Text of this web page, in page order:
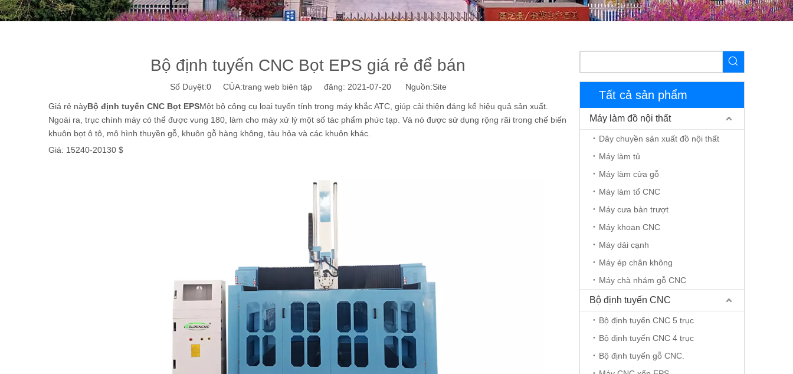
Bộ định tuyến CNC Bọt EPS giá rẻ để bán
Số Duyệt:0CỦA:trang web biên tập đăng: 2021-07-20 Nguồn:Site
Giá rẻ nàyBộ định tuyến CNC Bọt EPSMột bộ công cụ loại tuyến tính trong máy khắc ATC, giúp cải thiện đáng kể hiệu quả sản xuất.
Ngoài ra, trục chính máy có thể được vung 180, làm cho máy xử lý một số tác phẩm phức tạp. Và nó được sử dụng rộng rãi trong chế biến
khuôn bọt ô tô, mô hình thuyền gỗ, khuôn gỗ hàng không, tàu hỏa và các khuôn khác.
Giá: 15240-20130 $
Tất cả sản phẩm
Máy làm đồ nội thất
Dây chuyền sản xuất đồ nội thất
Máy làm tủ
Máy làm cửa gỗ
Máy làm tổ CNC
Máy cưa bàn trượt
Máy khoan CNC
Máy dải cạnh
Máy ép chân không
Máy chà nhám gỗ CNC
Bộ định tuyến CNC
Bộ định tuyến CNC 5 trục
Bộ định tuyến CNC 4 trục
Bộ định tuyến gỗ CNC.